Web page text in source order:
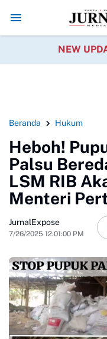
DPRD Sukabumi Sahkan
NEW
Beranda Hukum
Heboh!
Palsu
LSM RIB
Menteri
JurnalExpose
7/26/2025 12:01:00 PM